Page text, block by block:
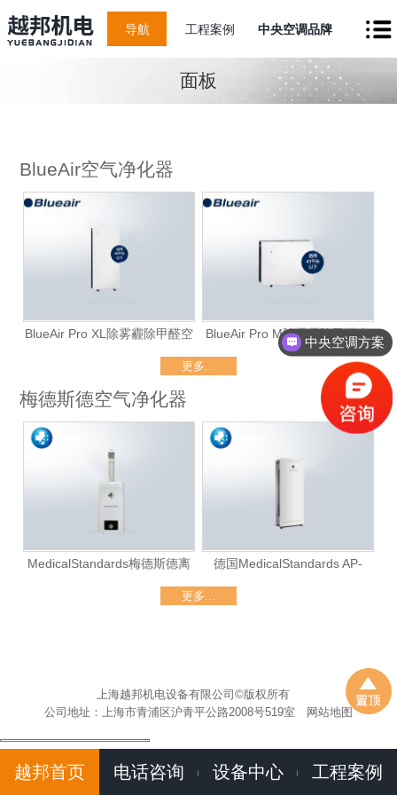
导航 工程案例 中央空调品牌
面板
BlueAir空气净化器
BlueAir Pro XL除雾霾除甲醛空
气净化器（仅租赁）
BlueAir Pro M除雾霾除甲醛空
气净化器（仅租赁）
更多...
梅德斯德空气净化器
MedicalStandards梅德斯德离
德国MedicalStandards AP-
更多...
上海越邦机电设备有限公司©版权所有
公司地址：上海市青浦区沪青平公路2008号519室
网站地图
越邦首页 电话咨询 设备中心 工程案例
中央空调方案